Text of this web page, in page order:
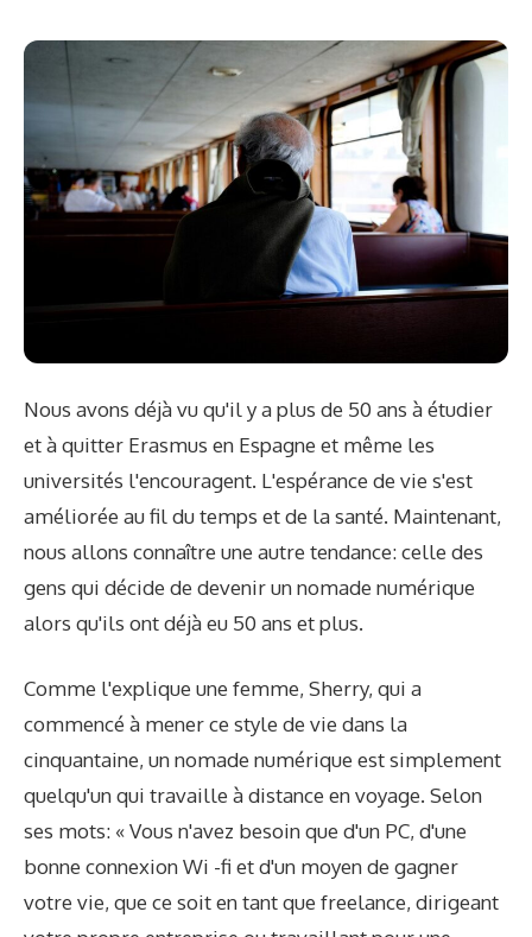
Nous avons déjà vu qu'il y a plus de 50 ans à étudier
et à quitter Erasmus en Espagne et même les
universités l'encouragent. L'espérance de vie s'est
améliorée au fil du temps et de la santé. Maintenant,
nous allons connaître une autre tendance: celle des
gens qui décide de devenir un nomade numérique
alors qu'ils ont déjà eu 50 ans et plus.
Comme l'explique une femme, Sherry, qui a
commencé à mener ce style de vie dans la
cinquantaine, un nomade numérique est simplement
quelqu'un qui travaille à distance en voyage. Selon
ses mots: « Vous n'avez besoin que d'un PC, d'une
bonne connexion Wi -fi et d'un moyen de gagner
votre vie, que ce soit en tant que freelance, dirigeant